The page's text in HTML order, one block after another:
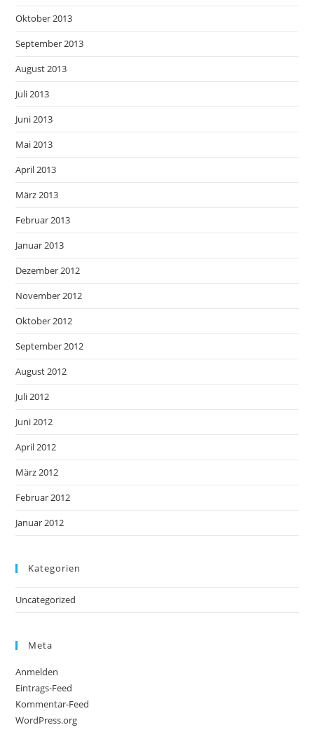
Oktober 2013
September 2013
August 2013
Juli 2013
Juni 2013
Mai 2013
April 2013
März 2013
Februar 2013
Januar 2013
Dezember 2012
November 2012
Oktober 2012
September 2012
August 2012
Juli 2012
Juni 2012
April 2012
März 2012
Februar 2012
Januar 2012
Kategorien
Uncategorized
Meta
Anmelden
Eintrags-Feed
Kommentar-Feed
WordPress.org